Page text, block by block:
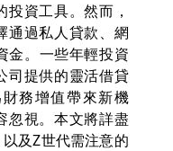
資工具。然而，
通過私人貸款、網
金。一些年輕投資
司提供的靈活借貸
務增值帶來新機
忽視。本文將詳盡
及Z世代需注意的